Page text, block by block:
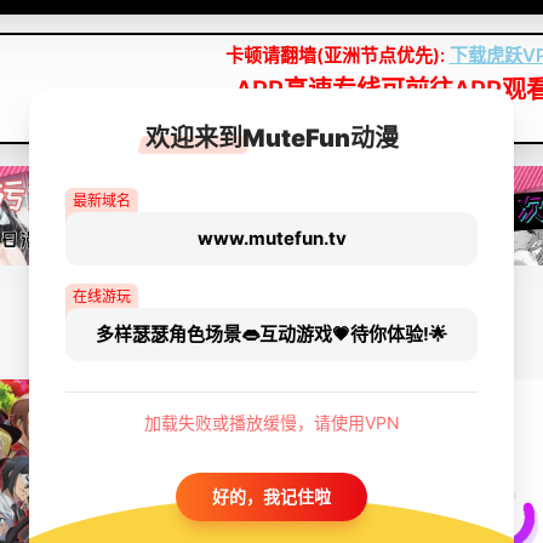
卡顿请翻墙(亚洲节点优先): 下载虎跃
APP高速专线可前往APP观
点我下载APP（仅安卓/苹果暂无）
欢迎来到MuteFun动漫
最新域名
www.mutefun.tv
在线游玩
多样瑟瑟角色场景👄互动游戏💗待你体验!🌟
加载失败或播放缓慢，请使用VPN
好的，我记住啦